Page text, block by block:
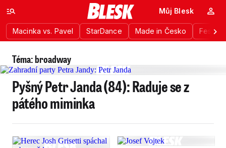
Macinka vs. Pavel StarDance Made in Česko
Můj Blesk
Téma: broadway
Pyšný Petr Janda (84): Raduje se z
pátého miminka